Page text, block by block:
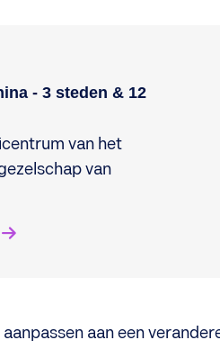
- 3 steden & 12
van het
van
aan een